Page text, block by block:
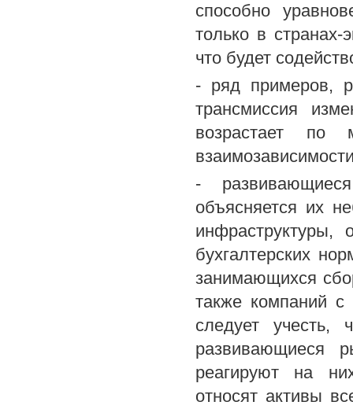
способно
только в странах-
что будет
- ряд примеров,
трансмиссия
возрастает по
-
объясняется их
инфраструктуры,
бухгалтерских
занимающихся
также компаний с
следует учесть,
развивающиеся
реагируют на
относят активы